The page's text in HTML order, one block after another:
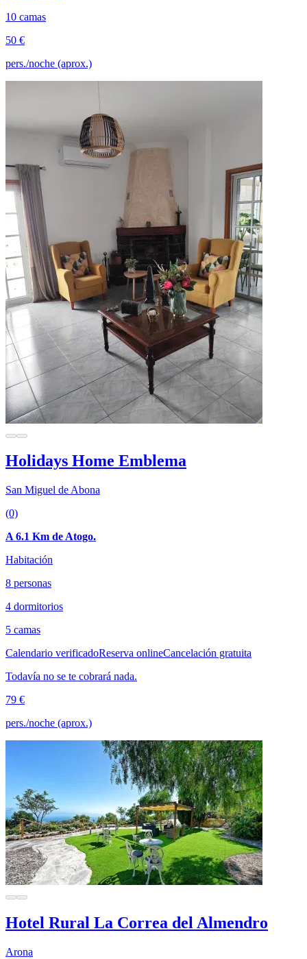
10 camas
50 €
pers./noche (aprox.)
Holidays Home Emblema
San Miguel de Abona
(0)
A 6.1 Km de Atogo.
Habitación
8 personas
4 dormitorios
5 camas
Calendario verificadoReserva onlineCancelación gratuita
Todavía no se te cobrará nada.
79 €
pers./noche (aprox.)
Hotel Rural La Correa del Almendro
Arona